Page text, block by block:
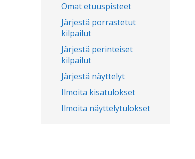
Omat etuuspisteet
Järjestä porrastetut
kilpailut
Järjestä perinteiset
kilpailut
Järjestä näyttelyt
Ilmoita kisatulokset
Ilmoita näyttelytulokset